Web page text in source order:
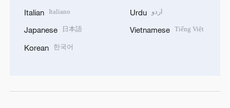
Italian Italiano
Japanese 日本語
Korean 한국어
Urdu اردو
Vietnamese Tiếng Việt